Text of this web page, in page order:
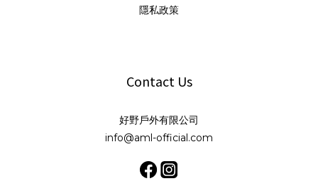
隱私政策
Contact Us
好野戶外有限公司
info@aml-official.com